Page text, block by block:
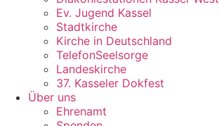
Ev. Jugend Kassel
Stadtkirche
Kirche in Deutschland
TelefonSeelsorge
Landeskirche
37. Kasseler Dokfest
Über uns
Ehrenamt